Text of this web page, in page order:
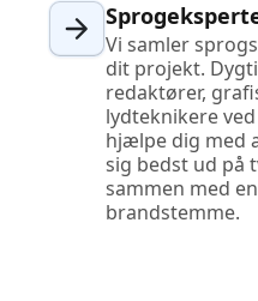
Vi samler
dit projekt.
redaktører,
lydteknikere
hjælpe dig med
sig bedst ud på
sammen med
brandstemme.